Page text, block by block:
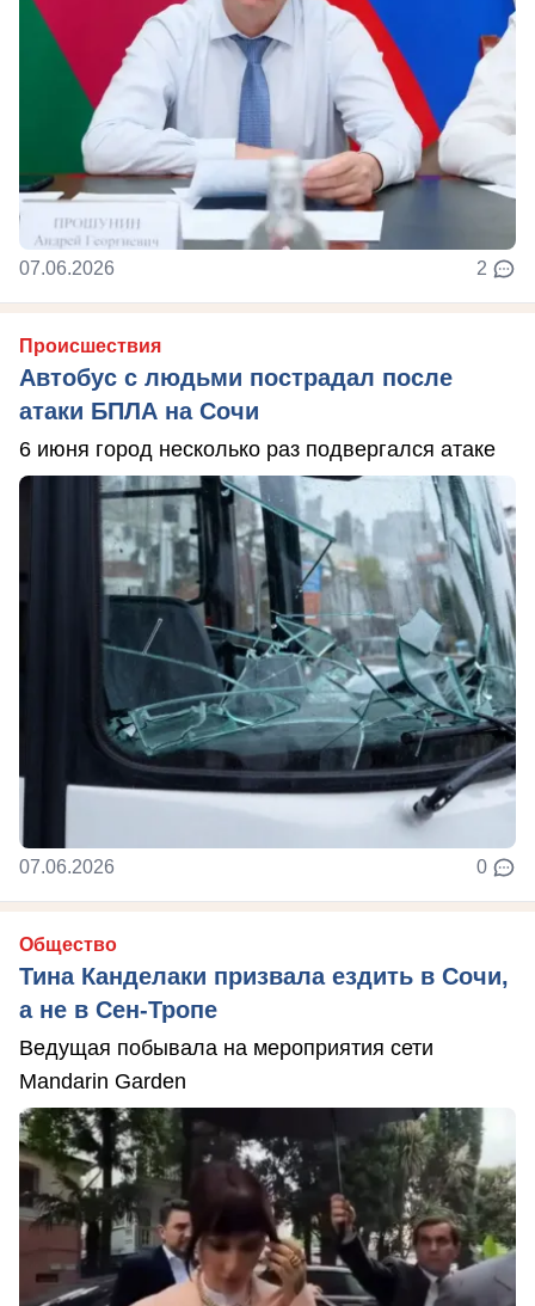
07.06.2026 2
Происшествия
Автобус с людьми пострадал после
атаки БПЛА на Сочи
6 июня город несколько раз подвергался атаке
07.06.2026 0
Общество
Тина Канделаки призвала ездить в Сочи,
а не в Сен-Тропе
Ведущая побывала на мероприятия сети
Mandarin Garden